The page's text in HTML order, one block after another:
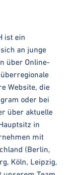
ist ein
an junge
über Online-
Website, die
oder bei
über aktuelle
in
mit
(Berlin,
Köln, Leipzig,